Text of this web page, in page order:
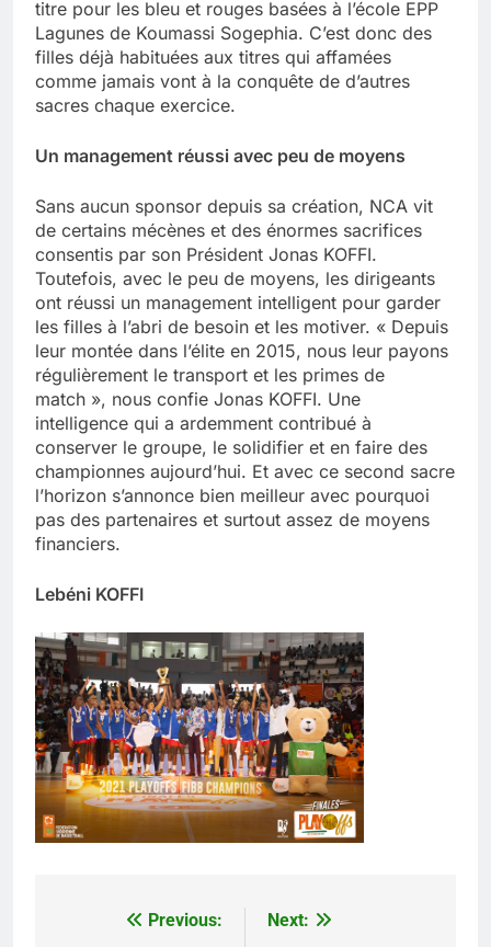
titre pour les bleu et rouges basées à l’école EPP
Lagunes de Koumassi Sogephia. C’est donc des
filles déjà habituées aux titres qui affamées
comme jamais vont à la conquête de d’autres
sacres chaque exercice.
Un management réussi avec peu de moyens
Sans aucun sponsor depuis sa création, NCA vit
de certains mécènes et des énormes sacrifices
consentis par son Président Jonas KOFFI.
Toutefois, avec le peu de moyens, les dirigeants
ont réussi un management intelligent pour garder
les filles à l’abri de besoin et les motiver. « Depuis
leur montée dans l’élite en 2015, nous leur payons
régulièrement le transport et les primes de
match », nous confie Jonas KOFFI. Une
intelligence qui a ardemment contribué à
conserver le groupe, le solidifier et en faire des
championnes aujourd’hui. Et avec ce second sacre
l’horizon s’annonce bien meilleur avec pourquoi
pas des partenaires et surtout assez de moyens
financiers.
Lebéni KOFFI
NavigationPrevious:
Next: